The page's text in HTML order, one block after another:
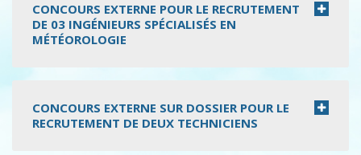
CONCOURS EXTERNE POUR LE RECRUTEMENT
DE 03 INGÉNIEURS SPÉCIALISÉS EN
MÉTÉOROLOGIE
CONCOURS EXTERNE SUR DOSSIER POUR LE
RECRUTEMENT DE DEUX TECHNICIENS